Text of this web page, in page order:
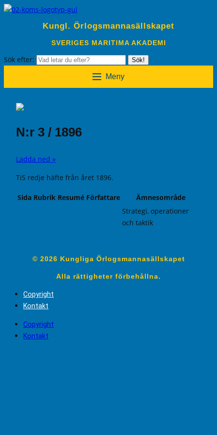
Kungl. Örlogsmannasällskapet
SVERIGES MARITIMA AKADEMI
Sök efter: Sök!
Meny
N:r 3 / 1896
Ladda ned »
TiS redje häfte från året 1896.
Sida Rubrik Resumé Författare
Ämnesområde
Strategi, operationer
och taktik
© 2026 Kungliga Örlogsmannasällskapet
Alla rättigheter förbehållna.
Copyright
Kontakt
Copyright
Kontakt